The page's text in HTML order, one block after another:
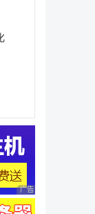
广告 商业广告，理性